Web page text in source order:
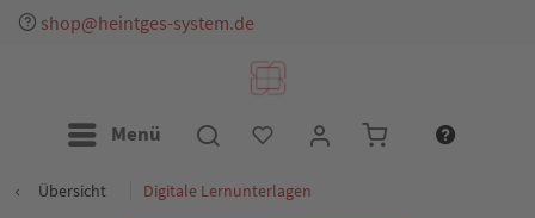
shop@heintges-system.de
Menü
Übersicht Digitale Lernunterlagen